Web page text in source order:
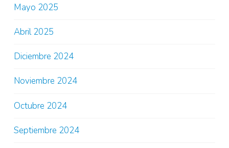
Mayo 2025
Abril 2025
Diciembre 2024
Noviembre 2024
Octubre 2024
Septiembre 2024